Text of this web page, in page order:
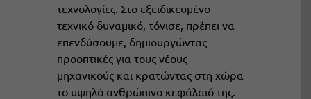
τεχνολογίες. Στο εξειδικευμένο
τεχνικό δυναμικό, τόνισε, πρέπει να
επενδύσουμε, δημιουργώντας
προοπτικές για τους νέους
μηχανικούς και κρατώντας στη χώρα
το υψηλό ανθρώπινο κεφάλαιό της.